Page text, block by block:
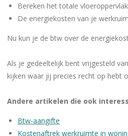
Bereken het totale
De energiekosten van je
Nu kun je de btw over de
Als je gedeeltelijk bent vrijgesteld
kijken waar jij precies recht op hebt
Andere artikelen die ook
Btw-aangifte
Kostenaftrek werkruimte in